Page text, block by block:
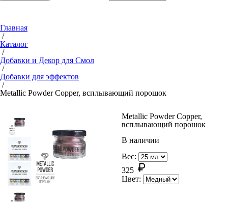
Главная
/
Каталог
/
Добавки и Декор для Смол
/
Добавки для эффектов
/
Metallic Powder Copper, всплывающий порошок
Metallic Powder Copper,
всплывающий порошок
В наличии
Вес:
325
Цвет: